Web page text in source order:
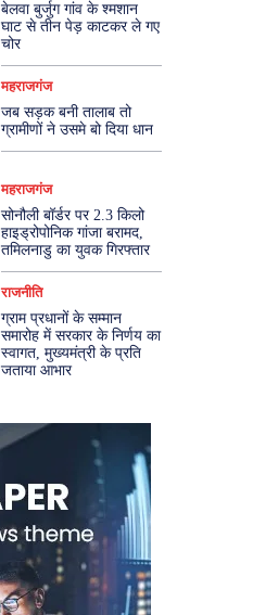
बेलवा बुर्जुग गांव के श्मशान
घाट से तीन पेड़ काटकर ले गए
चोर
महराजगंज
जब सड़क बनी तालाब तो
ग्रामीणों ने उसमे बो दिया धान
महराजगंज
सोनौली बॉर्डर पर 2.3 किलो
हाइड्रोपोनिक गांजा बरामद,
तमिलनाडु का युवक गिरफ्तार
राजनीति
ग्राम प्रधानों के सम्मान
समारोह में सरकार के निर्णय का
स्वागत, मुख्यमंत्री के प्रति
जताया आभार